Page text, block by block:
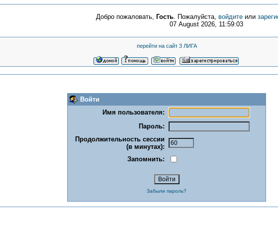
Добро пожаловать, Гость. Пожалуйста, войдите или
07 August 2026, 11:59:03
перейти на сайт 3 ЛИГА
Войти
Имя пользователя:
Пароль:
Продолжительность сессии
(в минутах):
Запомнить:
Забыли пароль?